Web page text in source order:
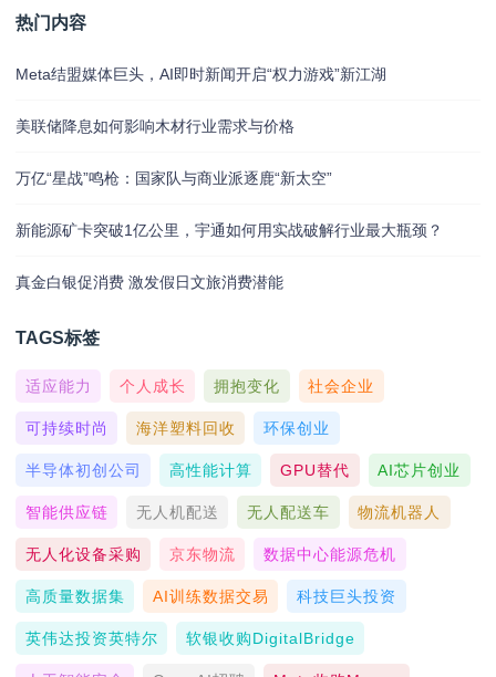
热门内容
Meta结盟媒体巨头，AI即时新闻开启“权力游戏”新江湖
美联储降息如何影响木材行业需求与价格
万亿“星战”鸣枪：国家队与商业派逐鹿“新太空”
新能源矿卡突破1亿公里，宇通如何用实战破解行业最大瓶颈？
真金白银促消费 激发假日文旅消费潜能
TAGS标签
适应能力 个人成长 拥抱变化 社会企业
可持续时尚 海洋塑料回收 环保创业
半导体初创公司 高性能计算 GPU替代 AI芯片创业
智能供应链 无人机配送 无人配送车 物流机器人
无人化设备采购 京东物流 数据中心能源危机
高质量数据集 AI训练数据交易 科技巨头投资
英伟达投资英特尔 软银收购DigitalBridge